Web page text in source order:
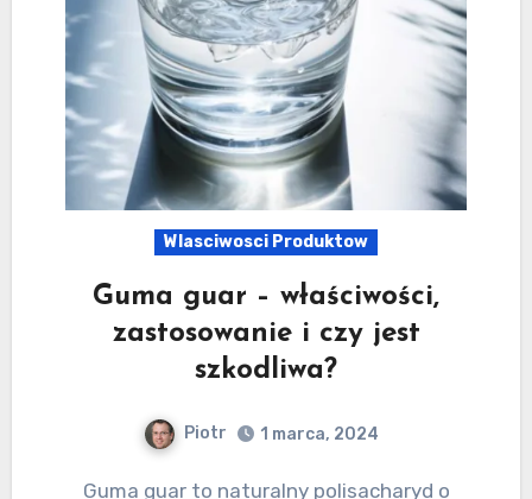
Wlasciwosci Produktow
Guma guar – właściwości,
zastosowanie i czy jest
szkodliwa?
Piotr 1 marca, 2024
Guma guar to naturalny polisacharyd o